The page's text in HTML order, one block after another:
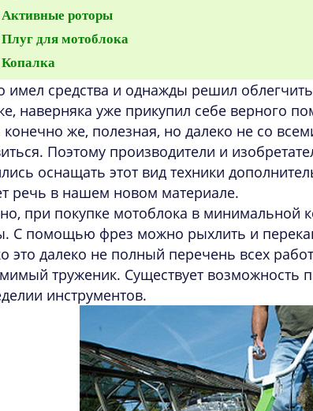
Активные роторы
Плуг для мотоблока
Копалка
имел средства и однажды решил
наверняка уже прикупил себе верного
же, полезная, но далеко не со
Поэтому производители и
оснащать этот вид техники
речь в нашем новом материале.
при покупке мотоблока в минимальной
С помощью фрез можно рыхлить и
это далеко не полный перечень всех
труженик. Существует возможность
инструментов.